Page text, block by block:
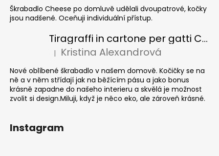
Škrabadlo Cheese po domluvě udělali dvoupatrové, kočky
jsou nadšené. Oceňuji individuální přístup.
Tiragraffi in cartone per gatti CUBE Colour
La valutazione del prodotto è 5 su 5 stelle.
| Kristina Alexandrová
Nové oblíbené škrabadlo v našem domově. Kočičky se na
ně a v něm střídají jak na běžícím pásu a jako bonus
krásně zapadne do našeho interieru a skvělá je možnost
zvolit si design.Miluji, když je něco eko, ale zároveň krásné.
Instagram